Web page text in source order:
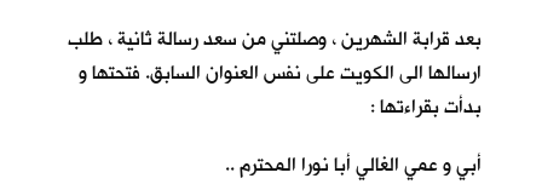
بعد قرابة الشهرين ، وصلتني من سعد رسالة ثانية ، طلب
ارسالها الى الكويت على نفس العنوان السابق. فتحتها و
بدأت بقراءتها :
أبي و عمي الغالي أبا نورا المحترم ..